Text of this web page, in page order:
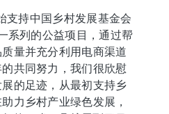
支持中国乡村发展基金会
系列的公益项目，通过帮
量并充分利用电商渠道
共同努力，我们很欣慰
的足迹，从最初支持乡
力乡村产业绿色发展，